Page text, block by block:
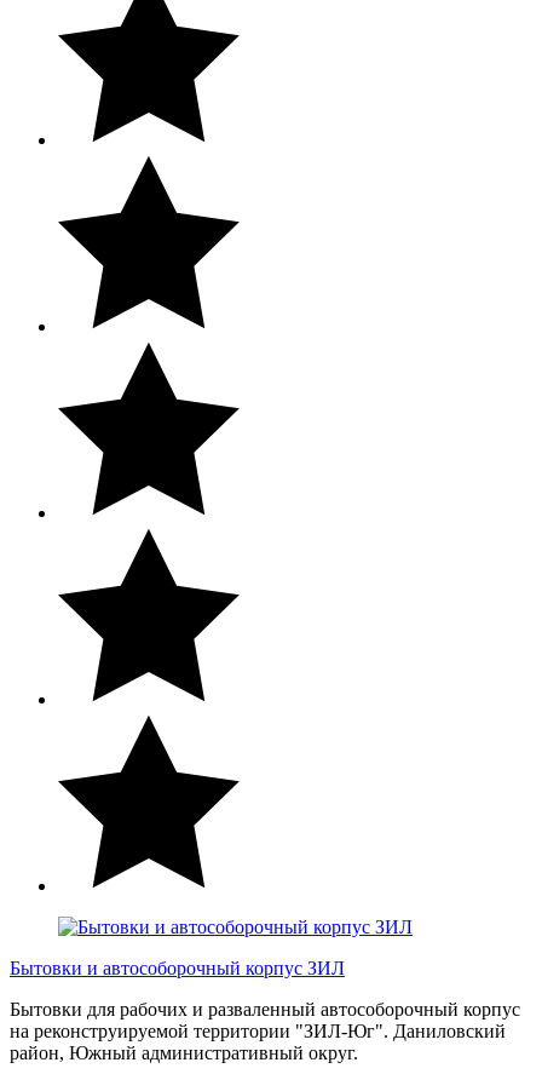
Бытовки и автособорочный корпус ЗИЛ
Бытовки для рабочих и разваленный автособорочный корпус
на реконструируемой территории "ЗИЛ-Юг". Даниловский
район, Южный административный округ.